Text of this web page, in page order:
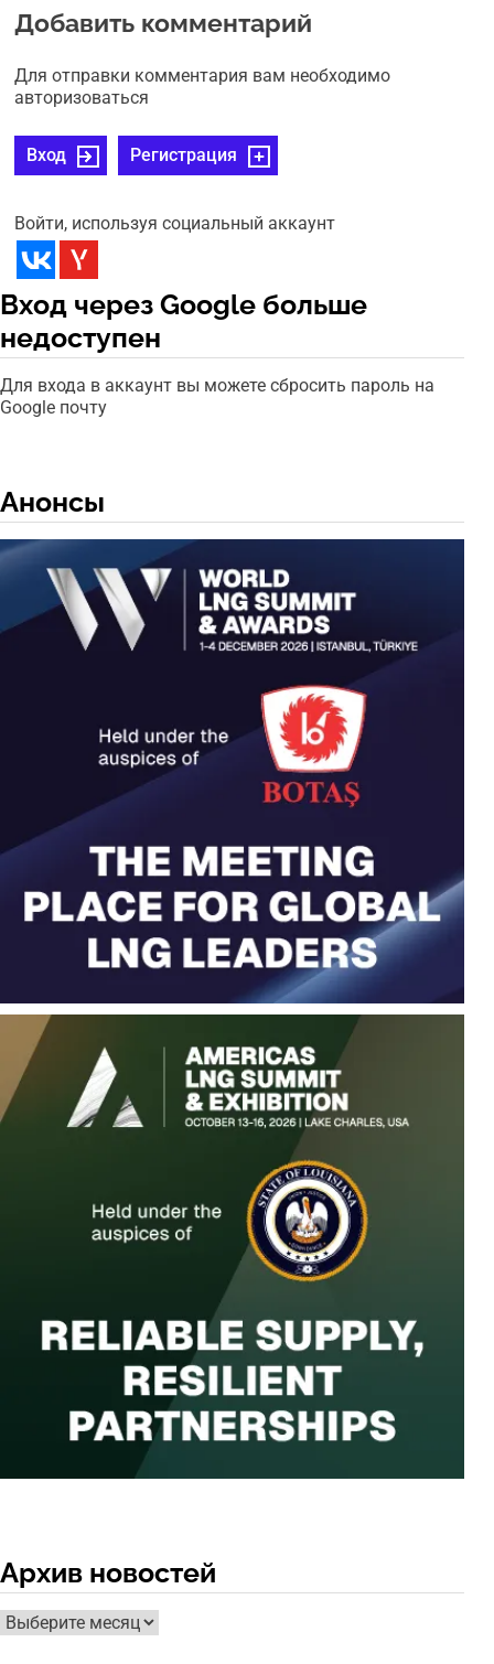
Добавить комментарий
Для отправки комментария вам необходимо
авторизоваться
Вход Регистрация
Войти, используя социальный аккаунт
Вход через Google больше
недоступен
Для входа в аккаунт вы можете сбросить пароль на
Google почту
Анонсы
Архив новостей
Архив
новостей